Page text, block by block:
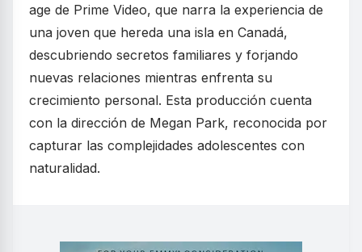
age de Prime Video, que narra la experiencia de
una joven que hereda una isla en Canadá,
descubriendo secretos familiares y forjando
nuevas relaciones mientras enfrenta su
crecimiento personal. Esta producción cuenta
con la dirección de Megan Park, reconocida por
capturar las complejidades adolescentes con
naturalidad.